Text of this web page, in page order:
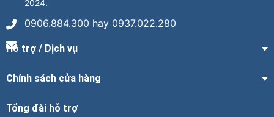
2024.
0906.884.300 hay 0937.022.280
Hỗ trợ / Dịch vụ
Chính sách cửa hàng
Tổng đài hỗ trợ